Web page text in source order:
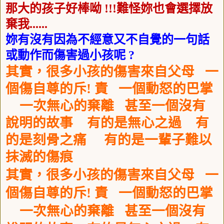
那大的孩子好棒呦 !!!難怪妳也會選擇放
棄我......
妳有沒有因為不經意又不自覺的一句話
或動作而傷害過小孩呢?
其實，很多小孩的傷害來自父母
一
個傷自尊的斥! 責
一個動怒的巴掌
一次無心的棄離
甚至一個沒有
說明的故事
有的是無心之過
有
的是刻骨之痛
有的是一輩子難以
抹滅的傷痕
其實，很多小孩的傷害來自父母
一
個傷自尊的斥! 責
一個動怒的巴掌
一次無心的棄離
甚至一個沒有